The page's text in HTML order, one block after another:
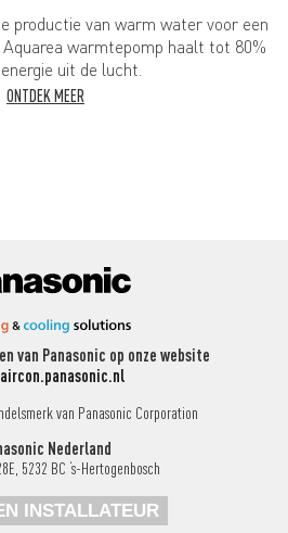
productie van warm water voor een
warmtepomp haalt tot 80%
uit de lucht.
ONTDEK MEER
van Panasonic op onze website
van Panasonic Corporation
Nederland
5232 BC ‘s-Hertogenbosch
INSTALLATEUR